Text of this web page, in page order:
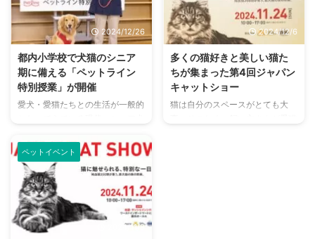
俳優の寺田心さん（犬オーナー代
表）、アーティスト・タレントの
中川翔子さん（猫オーナー代表）
をゲストに迎え、ペットとのかけ
がえのない時間やシニア期の備え
の重要性について語る心温まるひ
とときとなりました。 日本
初！“人とペットの共通健康習
多くなっています。 平均寿命が
伸びてきている今だからこそ、事
前に予防ができるのは運動や食
事、そしてサプリメントです。
今回は動物病院専売として発売さ
れる『SILKFULL PRO』につい
て、詳しくご紹介していきます。
SILKFULL PROの商品発表会に参
2024/12/26
都内小学校で犬猫のシニア
期に備える「ペットライン
特別授業」が開催
愛犬・愛猫たちとの生活が一般的
す。 人間でも犬猫でも体の老化
によって起こる症状はさまざま
で、家族のサポートは必要になる
もの。 そうした理解を深めるた
めに、国産ペットフードメーカー
であるペットラインが特別授業を
開催しました。 「ペットライン
2024/12/6
多くの猫好きと美しい猫た
ちが集まった第4回ジャパン
キャットショー
猫は自分のスペースがとても大
ペットイベント
2024/11/8